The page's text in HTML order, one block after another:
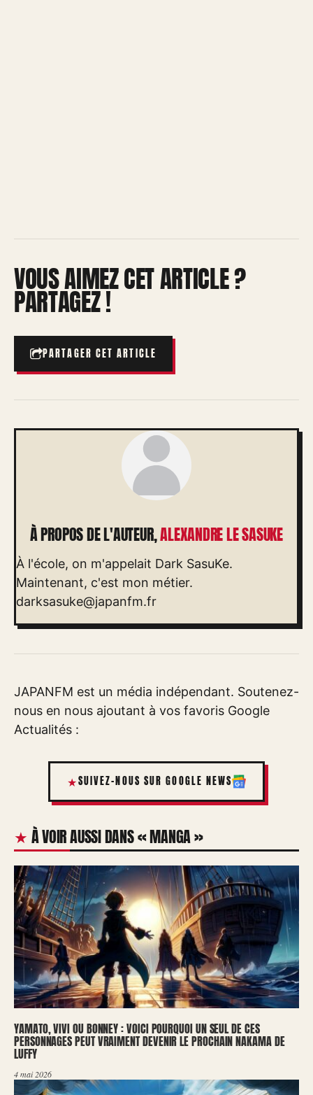
VOUS AIMEZ CET ARTICLE ?
PARTAGEZ !
PARTAGER CET ARTICLE
À PROPOS DE L'AUTEUR,ALEXANDRE LE SASUKE
À l'école, on m'appelait Dark SasuKe.
Maintenant, c'est mon métier.
darksasuke@japanfm.fr
JAPANFM est un média indépendant. Soutenez-
nous en nous ajoutant à vos favoris Google
Actualités :
SUIVEZ-NOUS SUR GOOGLE NEWS
À VOIR AUSSI DANS « MANGA »
YAMATO, VIVI OU BONNEY : VOICI POURQUOI UN SEUL DE CES
PERSONNAGES PEUT VRAIMENT DEVENIR LE PROCHAIN NAKAMA DE
LUFFY
4 mai 2026